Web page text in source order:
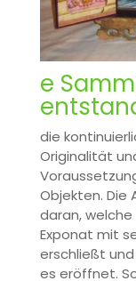
e
die
Originalität
Objekten. Die
daran,
Exponat mit
erschließt
es eröffnet.